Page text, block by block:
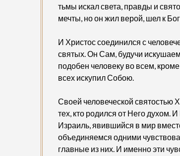
тьмы искал света, правды и
мечты, но он жил верой, шел к
И Христос соединился с
святых. Он Сам, будучи
подобен человеку во всем,
всех искупил Собою.
Своей человеческой святостью
тех, кто родился от Него
Израиль, явившийся в мир
объединяемся одними
главные из них. И именно эти